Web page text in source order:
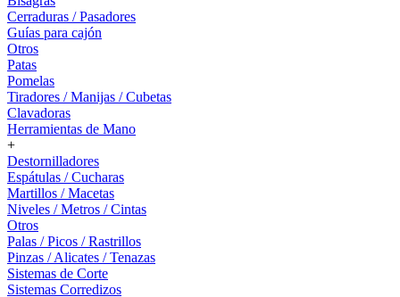
Cerraduras / Pasadores
Guías para cajón
Otros
Patas
Pomelas
Tiradores / Manijas / Cubetas
Clavadoras
Herramientas de Mano
+
Destornilladores
Espátulas / Cucharas
Martillos / Macetas
Niveles / Metros / Cintas
Otros
Palas / Picos / Rastrillos
Pinzas / Alicates / Tenazas
Sistemas de Corte
Sistemas Corredizos